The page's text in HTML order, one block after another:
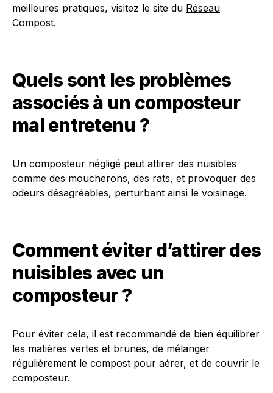
meilleures pratiques, visitez le site du Réseau
Compost.
Quels sont les problèmes
associés à un composteur
mal entretenu ?
Un composteur négligé peut attirer des nuisibles
comme des moucherons, des rats, et provoquer des
odeurs désagréables, perturbant ainsi le voisinage.
Comment éviter d’attirer des
nuisibles avec un
composteur ?
Pour éviter cela, il est recommandé de bien équilibrer
les matières vertes et brunes, de mélanger
régulièrement le compost pour aérer, et de couvrir le
composteur.